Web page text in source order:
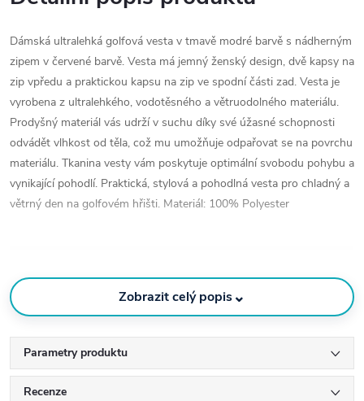
Dámská ultralehká golfová vesta v tmavě modré barvě s nádherným
zipem v červené barvě. Vesta má jemný ženský design, dvě kapsy na
zip vpředu a praktickou kapsu na zip ve spodní části zad. Vesta je
vyrobena z ultralehkého, vodotěsného a větruodolného materiálu.
Prodyšný materiál vás udrží v suchu díky své úžasné schopnosti
odvádět vlhkost od těla, což mu umožňuje odpařovat se na povrchu
materiálu. Tkanina vesty vám poskytuje optimální svobodu pohybu a
vynikající pohodlí. Praktická, stylová a pohodlná vesta pro chladný a
větrný den na golfovém hřišti. Materiál: 100% Polyester
Zobrazit celý popis⌄
Parametry produktu
Recenze